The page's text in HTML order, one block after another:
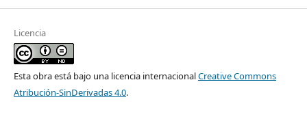
Licencia
Esta obra está bajo una licencia internacionalCreative Commons
Atribución-SinDerivadas 4.0.